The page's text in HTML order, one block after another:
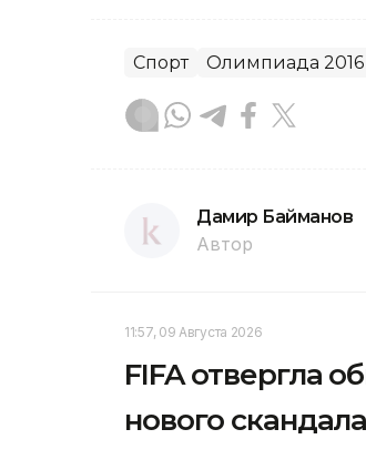
Спорт Олимпиада 2016
Дамир Байманов
Автор
11:57, 09 Августа 2026
FIFA отвергла
нового скандала